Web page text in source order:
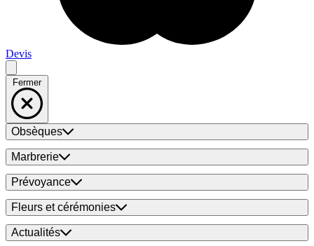
Devis
Fermer
Obsèques
Marbrerie
Prévoyance
Fleurs et cérémonies
Actualités